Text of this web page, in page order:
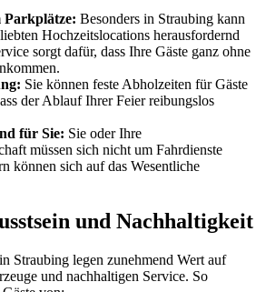
Parkplätze: Besonders in Straubing kann
Hochzeitslocations herausfordernd
sorgt dafür, dass Ihre Gäste ganz ohne
Sie können feste Abholzeiten für Gäste
der Ablauf Ihrer Feier reibungslos
für Sie: Sie oder Ihre
müssen sich nicht um Fahrdienste
können sich auf das Wesentliche
und Nachhaltigkeit
Straubing legen zunehmend Wert auf
und nachhaltigen Service. So